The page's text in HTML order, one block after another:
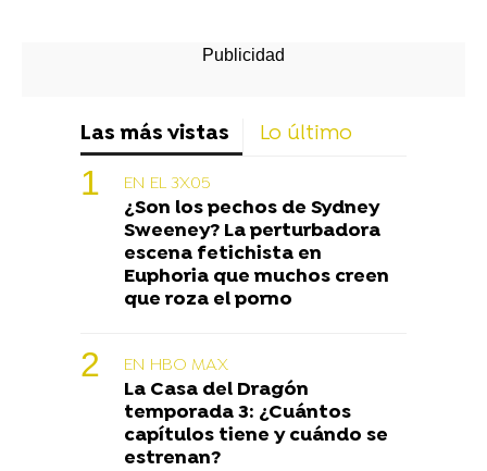
Las más vistas Lo último
EN EL 3X05
¿Son los pechos de Sydney
Sweeney? La perturbadora
escena fetichista en
Euphoria que muchos creen
que roza el porno
EN HBO MAX
La Casa del Dragón
temporada 3: ¿Cuántos
capítulos tiene y cuándo se
estrenan?